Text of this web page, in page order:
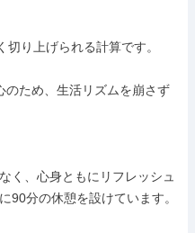
り上げられる計算です。
のため、生活リズムを崩さず
く、心身ともにリフレッシュ
90分の休憩を設けています。